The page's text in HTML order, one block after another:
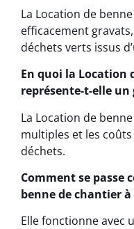
La Location de
efficacement
déchets verts issus
En quoi la Location
représente-t-elle un
La Location de
multiples et les
déchets.
Comment se passe
benne de chantier à
Elle fonctionne avec